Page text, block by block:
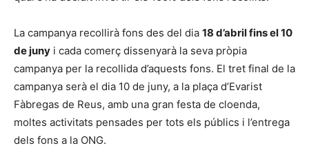
La campanya recollirà fons des del dia 18 d’abril fins el 10
de juny i cada comerç dissenyarà la seva pròpia
campanya per la recollida d’aquests fons. El tret final de la
campanya serà el dia 10 de juny, a la plaça d’Evarist
Fàbregas de Reus, amb una gran festa de cloenda,
moltes activitats pensades per tots els públics i l’entrega
dels fons a la ONG.